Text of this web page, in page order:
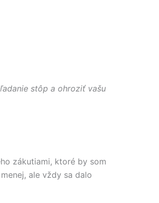
stôp a ohroziť vašu
zákutiami, ktoré by som
ale vždy sa dalo